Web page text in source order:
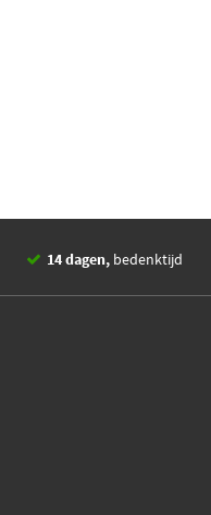
14 dagen, bedenktijd